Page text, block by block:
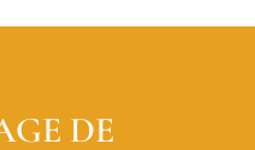
DE